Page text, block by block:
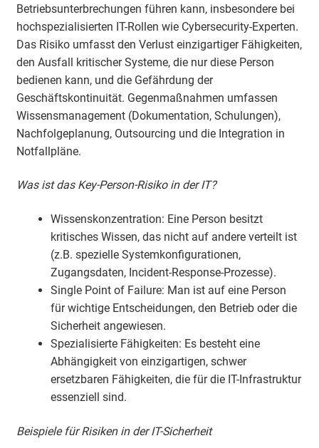
Betriebsunterbrechungen führen kann, insbesondere bei
hochspezialisierten IT-Rollen wie Cybersecurity-Experten.
Das Risiko umfasst den Verlust einzigartiger Fähigkeiten,
den Ausfall kritischer Systeme, die nur diese Person
bedienen kann, und die Gefährdung der
Geschäftskontinuität. Gegenmaßnahmen umfassen
Wissensmanagement (Dokumentation, Schulungen),
Nachfolgeplanung, Outsourcing und die Integration in
Notfallpläne.
Was ist das Key-Person-Risiko in der IT?
Wissenskonzentration: Eine Person besitzt
kritisches Wissen, das nicht auf andere verteilt ist
(z.B. spezielle Systemkonfigurationen,
Zugangsdaten, Incident-Response-Prozesse).
Single Point of Failure: Man ist auf eine Person
für wichtige Entscheidungen, den Betrieb oder die
Sicherheit angewiesen.
Spezialisierte Fähigkeiten: Es besteht eine
Abhängigkeit von einzigartigen, schwer
ersetzbaren Fähigkeiten, die für die IT-Infrastruktur
essenziell sind.
Beispiele für Risiken in der IT-Sicherheit